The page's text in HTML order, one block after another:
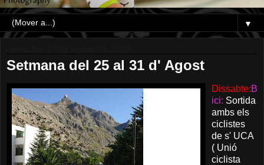
▼
Setmana del 25 al 31 d' Agost
Dissabte:B
ici: Sortida
ambs els
ciclistes
de s' UCA
( Unió
ciclista